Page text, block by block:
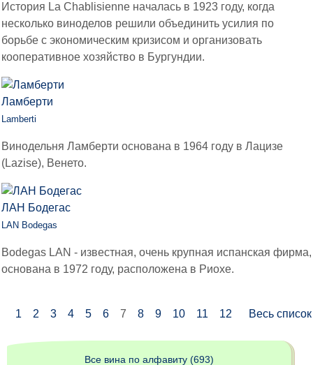
История La Chablisienne началась в 1923 году, когда
несколько виноделов решили объединить усилия по
борьбе с экономическим кризисом и организовать
кооперативное хозяйство в Бургундии.
Ламберти
Lamberti
Винодельня Ламберти основана в 1964 году в Лацизе
(Lazise), Венето.
ЛАН Бодегас
LAN Bodegas
Bodegas LAN - известная, очень крупная испанская фирма,
основана в 1972 году, расположена в Риохе.
1 2 3 4 5 6 7 8 9 10 11 12 Весь список
Все вина по алфавиту (693)